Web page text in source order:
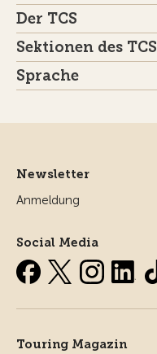
Der TCS
Sektionen des TCS
Sprache
Newsletter
Anmeldung
Social Media
Touring Magazin